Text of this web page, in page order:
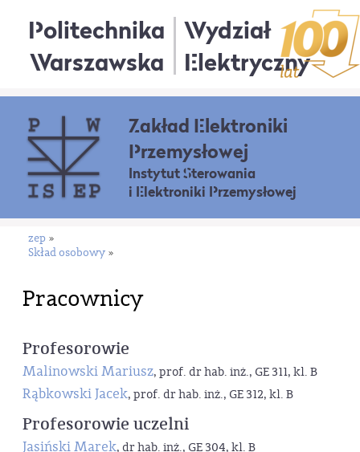
Politechnika
Warszawska
Wydział
Elektryczny
Zakład Elektroniki
Przemysłowej
Instytut Sterowania
i Elektroniki Przemysłowej
zep »
Skład osobowy »
Pracownicy
Profesorowie
Malinowski Mariusz, prof. dr hab. inż., GE 311, kl. B
Rąbkowski Jacek, prof. dr hab. inż., GE 312, kl. B
Profesorowie uczelni
Jasiński Marek, dr hab. inż., GE 304, kl. B